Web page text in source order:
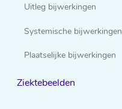
Uitleg bijwerkingen
Systemische bijwerkingen
Plaatselijke bijwerkingen
Ziektebeelden